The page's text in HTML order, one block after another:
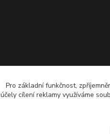
Pro základní funkčnost,
účely cílení reklamy využíváme